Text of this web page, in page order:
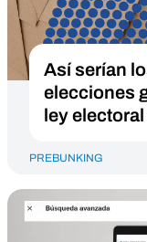
Así serían
elecciones
ley
PREBUNKING